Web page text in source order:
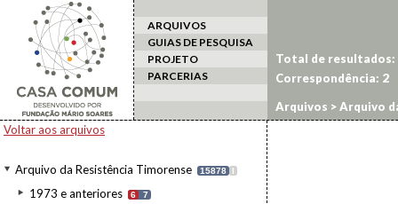
ARQUIVOS
GUIAS DE PESQUISA
PROJETO
PARCERIAS
Voltar aos arquivos
Arquivo da Resistência Timorense 15878 I
1973 e anteriores 6 7
Total de resultados:
Correspondência: 2
Arquivos >Arquivo